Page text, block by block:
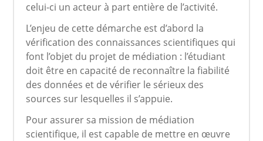
celui-ci un acteur à part entière de l’activité.
L’enjeu de cette démarche est d’abord la
vérification des connaissances scientifiques qui
font l’objet du projet de médiation : l’étudiant
doit être en capacité de reconnaître la fiabilité
des données et de vérifier le sérieux des
sources sur lesquelles il s’appuie.
Pour assurer sa mission de médiation
scientifique, il est capable de mettre en œuvre